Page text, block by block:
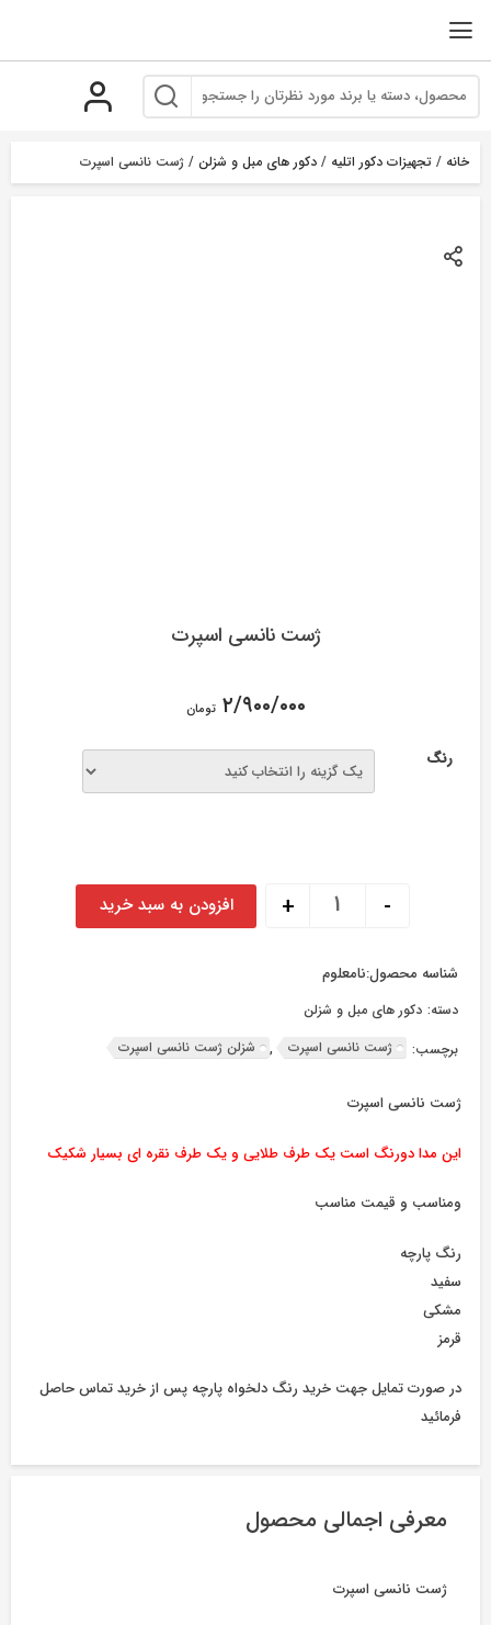
خانه / تجهیزات دکور اتلیه / دکور های مبل و شزلن / ژست نانسی اسپرت
ژست نانسی اسپرت
۲/۹۰۰/۰۰۰ تومان
رنگ
ژست نانسی اسپرت عدد
-
+ افزودن به سبد خرید
شناسه محصول:نامعلوم
دسته: دکور های مبل و شزلن
برچسب:
ژست نانسی اسپرت , شزلن ژست نانسی اسپرت
ژست نانسی اسپرت
این مدا دورنگ است یک طرف طلایی و یک طرف نقره ای بسیار شکیک
ومناسب و قیمت مناسب
رنگ پارچه
سفید
مشکی
قرمز
در صورت تمایل جهت خرید رنگ دلخواه پارچه پس از خرید تماس حاصل
فرمائید
معرفی اجمالی محصول
ژست نانسی اسپرت